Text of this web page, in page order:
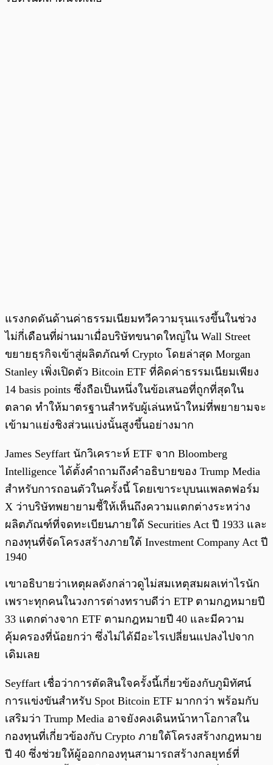
แรงกดดันด้านค่าธรรมเนียมทวีความรุนแรงขึ้นในช่วง
ไม่กี่เดือนที่ผ่านมาเมื่อบริษัทขนาดใหญ่ใน Wall Street
ขยายธุรกิจเข้าสู่ผลิตภัณฑ์ Crypto โดยล่าสุด Morgan
Stanley เพิ่งเปิดตัว Bitcoin ETF ที่คิดค่าธรรมเนียมเพียง
14 basis points ซึ่งถือเป็นหนึ่งในข้อเสนอที่ถูกที่สุดใน
ตลาด ทำให้มาตรฐานสำหรับผู้เล่นหน้าใหม่ที่พยายามจะ
เข้ามาแย่งชิงส่วนแบ่งนั้นสูงขึ้นอย่างมาก
James Seyffart นักวิเคราะห์ ETF จาก Bloomberg
Intelligence ได้ตั้งคำถามถึงคำอธิบายของ Trump Media
สำหรับการถอนตัวในครั้งนี้ โดยเขาระบุบนแพลตฟอร์ม
X ว่าบริษัทพยายามชี้ให้เห็นถึงความแตกต่างระหว่าง
ผลิตภัณฑ์ที่จดทะเบียนภายใต้ Securities Act ปี 1933 และ
กองทุนที่จัดโครงสร้างภายใต้ Investment Company Act ปี
1940
เขาอธิบายว่าเหตุผลดังกล่าวดูไม่สมเหตุสมผลเท่าไรนัก
เพราะทุกคนในวงการต่างทราบดีว่า ETP ตามกฎหมายปี
33 แตกต่างจาก ETF ตามกฎหมายปี 40 และมีความ
คุ้มครองที่น้อยกว่า ซึ่งไม่ได้มีอะไรเปลี่ยนแปลงไปจาก
เดิมเลย
Seyffart เชื่อว่าการตัดสินใจครั้งนี้เกี่ยวข้องกับภูมิทัศน์
การแข่งขันสำหรับ Spot Bitcoin ETF มากกว่า พร้อมกับ
เสริมว่า Trump Media อาจยังคงเดินหน้าหาโอกาสใน
กองทุนที่เกี่ยวข้องกับ Crypto ภายใต้โครงสร้างกฎหมาย
ปี 40 ซึ่งช่วยให้ผู้ออกกองทุนสามารถสร้างกลยุทธ์ที่